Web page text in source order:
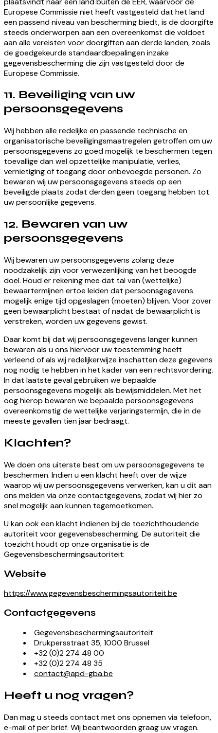
Europese Commissie niet heeft vastgesteld dat het land
een passend niveau van bescherming biedt, is de doorgifte
steeds onderworpen aan een overeenkomst die voldoet
aan alle vereisten voor doorgiften aan derde landen, zoals
de goedgekeurde standaardbepalingen inzake
gegevensbescherming die zijn vastgesteld door de
Europese Commissie.
11. Beveiliging van uw
persoonsgegevens
Wij hebben alle redelijke en passende technische en
organisatorische beveiligingsmaatregelen getroffen om uw
persoonsgegevens zo goed mogelijk te beschermen tegen
toevallige dan wel opzettelijke manipulatie, verlies,
vernietiging of toegang door onbevoegde personen. Zo
bewaren wij uw persoonsgegevens steeds op een
beveiligde plaats zodat derden geen toegang hebben tot
uw persoonlijke gegevens.
12. Bewaren van uw
persoonsgegevens
Wij bewaren uw persoonsgegevens zolang deze
noodzakelijk zijn voor verwezenlijking van het beoogde
doel. Houd er rekening mee dat tal van (wettelijke)
bewaartermijnen ertoe leiden dat persoonsgegevens
mogelijk enige tijd opgeslagen (moeten) blijven. Voor zover
geen bewaarplicht bestaat of nadat de bewaarplicht is
verstreken, worden uw gegevens gewist.
Daar komt bij dat wij persoonsgegevens langer kunnen
bewaren als u ons hiervoor uw toestemming heeft
verleend of als wij redelijkerwijze inschatten deze gegevens
nog nodig te hebben in het kader van een rechtsvordering.
In dat laatste geval gebruiken we bepaalde
persoonsgegevens mogelijk als bewijsmiddelen. Met het
oog hierop bewaren we bepaalde persoonsgegevens
overeenkomstig de wettelijke verjaringstermijn, die in de
meeste gevallen tien jaar bedraagt.
Klachten?
We doen ons uiterste best om uw persoonsgegevens te
beschermen. Indien u een klacht heeft over de wijze
waarop wij uw persoonsgegevens verwerken, kan u dit aan
ons melden via onze contactgegevens, zodat wij hier zo
snel mogelijk aan kunnen tegemoetkomen.
U kan ook een klacht indienen bij de toezichthoudende
autoriteit voor gegevensbescherming. De autoriteit die
toezicht houdt op onze organisatie is de
Gegevensbeschermingsautoriteit:
Website
https://www.gegevensbeschermingsautoriteit.be
Contactgegevens
Gegevensbeschermingsautoriteit
Drukpersstraat 35, 1000 Brussel
+32 (0)2 274 48 00
+32 (0)2 274 48 35
contact@apd-gba.be
Heeft u nog vragen?
Dan mag u steeds contact met ons opnemen via telefoon,
e-mail of per brief. Wij beantwoorden graag uw vragen.